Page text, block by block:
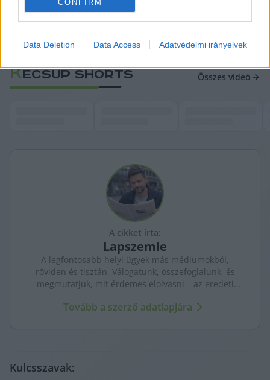
CONFIRM
Data Deletion Data Access Adatvédelmi irányelvek
Ruff Bálint: billegővé vált mindkét
KECSUP SHORTS Összes videó
A cikket írta:
Lapszemle
A legfontosabb helyi ügyek más médiumokból,
röviden és tisztán. Válogatunk, összefoglalunk, és
megmutatjuk, mit érdemes elolvasni – az eredeti
Tovább a szerző adatlapjára
Kulcsszavak: